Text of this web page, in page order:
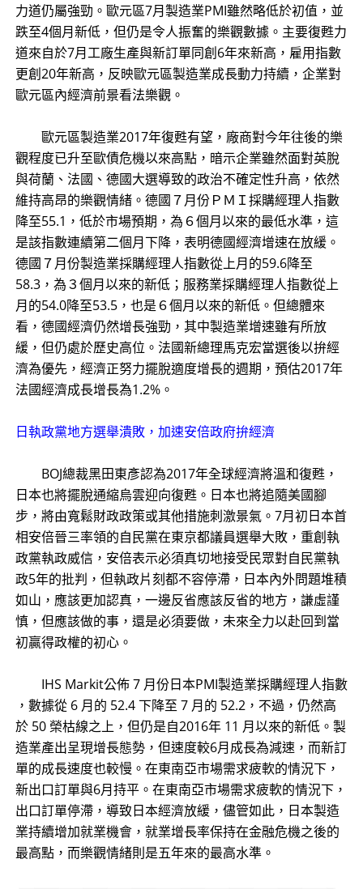
力道仍屬強勁。歐元區7月製造業PMI雖然略低於初值，並
跌至4個月新低，但仍是令人振奮的樂觀數據。主要復甦力
道來自於7月工廠生產與新訂單同創6年來新高，雇用指數
更創20年新高，反映歐元區製造業成長動力持續，企業對
歐元區內經濟前景看法樂觀。
歐元區製造業2017年復甦有望，廠商對今年往後的樂
觀程度已升至歐債危機以來高點，暗示企業雖然面對英脫
與荷蘭、法國、德國大選導致的政治不確定性升高，依然
維持高昂的樂觀情緒。德國７月份ＰＭＩ採購經理人指數
降至55.1，低於市場預期，為６個月以來的最低水準，這
是該指數連續第二個月下降，表明德國經濟增速在放緩。
德國７月份製造業採購經理人指數從上月的59.6降至
58.3，為３個月以來的新低；服務業採購經理人指數從上
月的54.0降至53.5，也是６個月以來的新低。但總體來
看，德國經濟仍然增長強勁，其中製造業增速雖有所放
緩，但仍處於歷史高位。法國新總理馬克宏當選後以拚經
濟為優先，經濟正努力擺脫適度增長的週期，預估2017年
法國經濟成長增長為1.2%。
日執政黨地方選舉潰敗，加速安倍政府拚經濟
BOJ總裁黑田東彥認為2017年全球經濟將溫和復甦，
日本也將擺脫通縮烏雲迎向復甦。日本也將追隨美國腳
步，將由寬鬆財政政策或其他措施刺激景氣。7月初日本首
相安倍晉三率領的自民黨在東京都議員選舉大敗，重創執
政黨執政威信，安倍表示必須真切地接受民眾對自民黨執
政5年的批判，但執政片刻都不容停滯，日本內外問題堆積
如山，應該更加認真，一邊反省應該反省的地方，謙虛謹
慎，但應該做的事，還是必須要做，未來全力以赴回到當
初贏得政權的初心。
IHS Markit公佈 7 月份日本PMI製造業採購經理人指數
，數據從 6 月的 52.4 下降至 7 月的 52.2，不過，仍然高
於 50 榮枯線之上，但仍是自2016年 11 月以來的新低。製
造業產出呈現增長態勢，但速度較6月成長為減速，而新訂
單的成長速度也較慢。在東南亞市場需求疲軟的情況下，
新出口訂單與6月持平。在東南亞市場需求疲軟的情況下，
出口訂單停滯，導致日本經濟放緩，儘管如此，日本製造
業持續增加就業機會，就業增長率保持在金融危機之後的
最高點，而樂觀情緒則是五年來的最高水準。